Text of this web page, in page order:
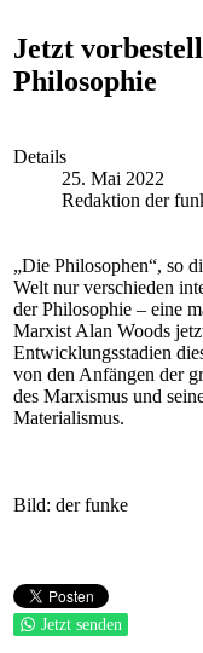
Jetzt
Philosophie
Details
25. Mai 2022
Redaktion der
„Die Philosophen“, so
Welt nur verschieden
der Philosophie – eine
Marxist Alan Woods
Entwicklungsstadien
von den Anfängen der
des Marxismus und
Materialismus.
Bild: der funke
Jetzt senden